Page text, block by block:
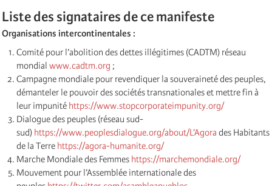
Liste des signataires de ce manifeste
Organisations intercontinentales :
Comité pour l’abolition des dettes illégitimes (CADTM) réseau
mondial www.cadtm.org ;
Campagne mondiale pour revendiquer la souveraineté des peuples,
démanteler le pouvoir des sociétés transnationales et mettre fin à
leur impunité https://www.stopcorporateimpunity.org/
Dialogue des peuples (réseau sud-
sud) https://www.peoplesdialogue.org/about/L’Agora des Habitants
de la Terre https://agora-humanite.org/
Marche Mondiale des Femmes https://marchemondiale.org/
Mouvement pour l’Assemblée internationale des